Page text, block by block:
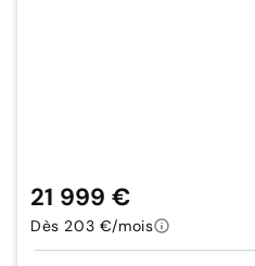
21 999 €
Dès 203 €/mois